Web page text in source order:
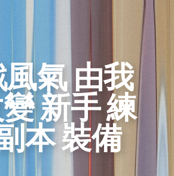
氣 由我
新手 練
本 裝備